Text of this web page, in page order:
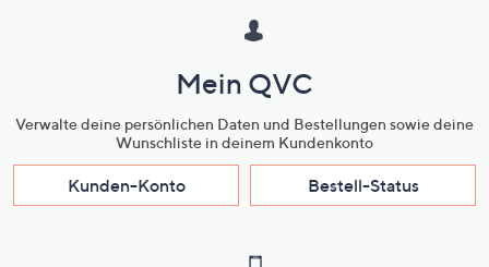
Mein QVC
Verwalte deine persönlichen Daten und Bestellungen sowie deine
Wunschliste in deinem Kundenkonto
Kunden-Konto Bestell-Status